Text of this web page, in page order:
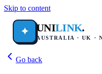
Skip to content
✦ UNILINK.
AUSTRALIA · UK ·
Go back